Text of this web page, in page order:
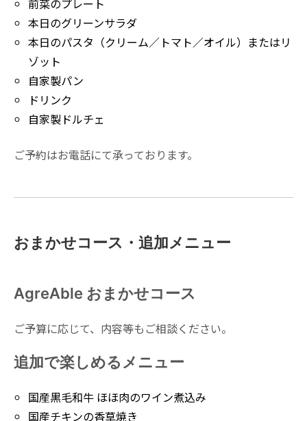
前菜のプレート
本日のグリーンサラダ
本日のパスタ（クリーム／トマト／オイル）またはリ
ゾット
自家製パン
ドリンク
自家製ドルチェ
ご予約はお電話にて承っております。
おまかせコース・追加メニュー
AgreAble おまかせコース
ご予算に応じて、内容等もご相談ください。
追加で楽しめるメニュー
国産黒毛和牛 ほほ肉のワイン煮込み
国産チキンの香草焼き